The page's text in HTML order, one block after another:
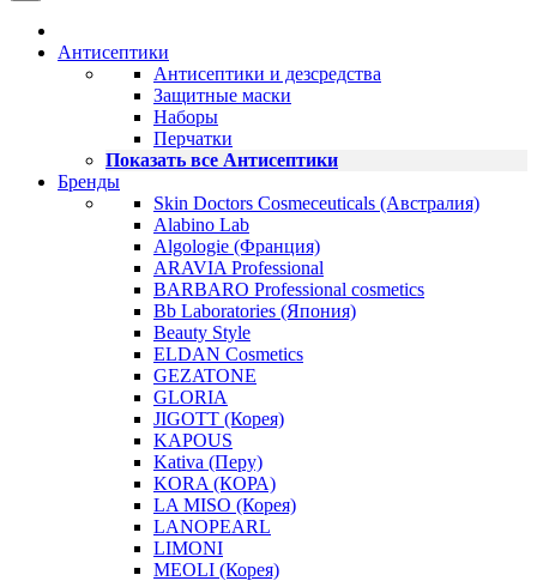
Антисептики
Антисептики и дезсредства
Защитные маски
Наборы
Перчатки
Показать все Антисептики
Бренды
Skin Doctors Cosmeceuticals (Австралия)
Alabino Lab
Algologie (Франция)
ARAVIA Professional
BARBARO Professional cosmetics
Bb Laboratories (Япония)
Beauty Style
ELDAN Cosmetics
GEZATONE
GLORIA
JIGOTT (Корея)
KAPOUS
Kativa (Перу)
KORA (КОРА)
LA MISO (Корея)
LANOPEARL
LIMONI
MEOLI (Корея)